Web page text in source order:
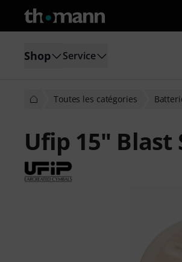
Shop Service
Toutes les catégories
Ufip 15" Blast